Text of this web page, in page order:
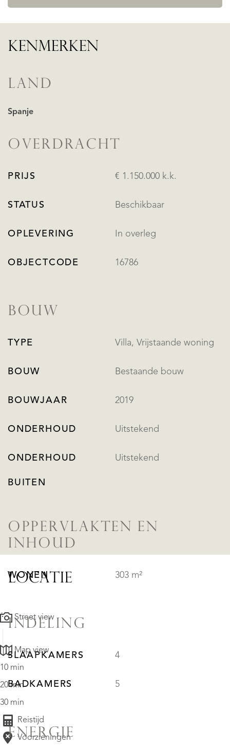
KENMERKEN
LAND
Spanje
OVERDRACHT
PRIJS € 1.150.000 k.k.
STATUS Beschikbaar
OPLEVERING In overleg
OBJECTCODE 16786
BOUW
TYPE Villa, Vrijstaande woning
BOUW Bestaande bouw
BOUWJAAR 2019
ONDERHOUD Uitstekend
ONDERHOUD
BUITEN
Uitstekend
OPPERVLAKTEN EN
INHOUD
WONEN 303 m²
INDELING
SLAAPKAMERS 4
BADKAMERS 5
ENERGIE
LOCATIE
Street view
Map view
10 min
20 min
30 min
Reistijd
Voorzieningen